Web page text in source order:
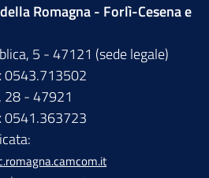
Romagna - Forlì-Cesena e
5 - 47121 (sede legale)
0543.713502
28 - 47921
0541.363723